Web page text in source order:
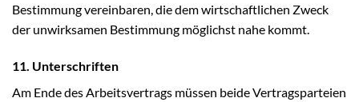
Bestimmung vereinbaren, die dem wirtschaftlichen Zweck
der unwirksamen Bestimmung möglichst nahe kommt.
11. Unterschriften
Am Ende des Arbeitsvertrags müssen beide Vertragsparteien